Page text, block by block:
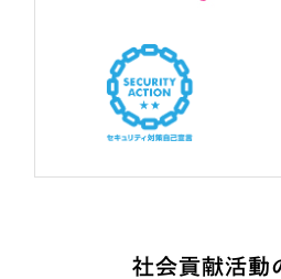
社会貢献活動